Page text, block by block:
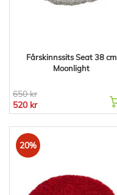
Fårskinnssits Seat 38 cm
Moonlight
650 kr
520 kr
20%